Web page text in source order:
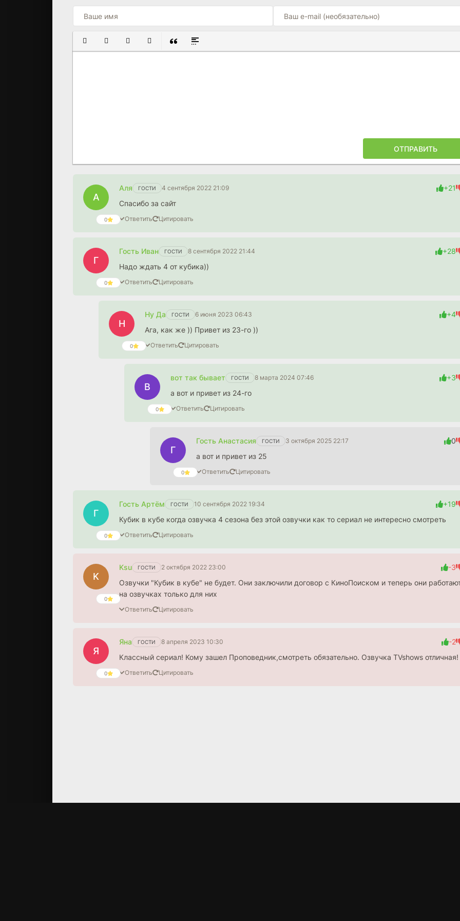
ПОЛУЖИРНЫЙ
КУРСИВПОДЧЕРКНУТЫЙ
ЗАЧЕРКНУТЫЙ
ВСТАВКА ЦИТАТЫ
ВСТАВКА СПОЙЛЕРА
ОТПРАВИТЬ
0
А
Аля ГОСТИ 4 сентября 2022 21:09
+21
Спасибо за сайт
Ответить Цитировать
0
Г
Гость Иван ГОСТИ 8 сентября 2022 21:44
+28
Надо ждать 4 от кубика))
Ответить Цитировать
0
Н
Ну Да ГОСТИ 6 июня 2023 06:43
+4
Ага, как же )) Привет из 23-го ))
Ответить Цитировать
0
В
вот так бывает ГОСТИ 8 марта 2024 07:46
+3
а вот и привет из 24-го
Ответить Цитировать
0
Г
Гость Анастасия ГОСТИ 3 октября 2025 22:17
0
а вот и привет из 25
Ответить Цитировать
0
Г
Гость Артём ГОСТИ 10 сентября 2022 19:34
+19
Кубик в кубе когда озвучка 4 сезона без этой озвучки как то сериал не интересно смотреть
Ответить Цитировать
0
K
Ksu ГОСТИ 2 октября 2022 23:00
-3
Озвучки "Кубик в кубе" не будет. Они заключили договор с КиноПоиском и теперь они
на озвучках только для них
Ответить Цитировать
0
Я
Яна ГОСТИ 8 апреля 2023 10:30
-2
Классный сериал! Кому зашел Проповедник,смотреть обязательно. Озвучка TVshows отличная!
Ответить Цитировать